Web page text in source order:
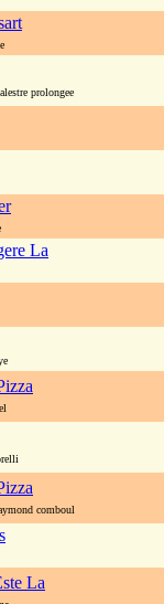
prolongee
La
comboul
La